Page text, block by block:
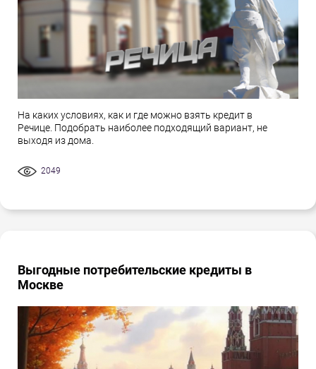
На каких условиях, как и где можно взять кредит в
Речице. Подобрать наиболее подходящий вариант, не
выходя из дома.
2049
Выгодные потребительские кредиты в
Москве